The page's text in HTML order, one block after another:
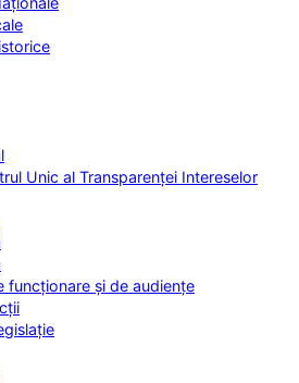
Unic al Transparenței Intereselor
funcționare și de audiențe